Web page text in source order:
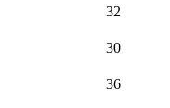
32
30
36